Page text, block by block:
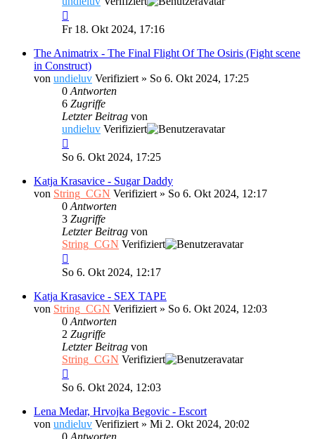
Fr 18. Okt 2024, 17:16
The Animatrix - The Final Flight Of The Osiris (Fight scene
in Construct)
von undieluv Verifiziert » So 6. Okt 2024, 17:25
0 Antworten
6 Zugriffe
Letzter Beitrag von
undieluv Verifiziert
So 6. Okt 2024, 17:25
Katja Krasavice - Sugar Daddy
von String_CGN Verifiziert » So 6. Okt 2024, 12:17
0 Antworten
3 Zugriffe
Letzter Beitrag von
String_CGN Verifiziert
So 6. Okt 2024, 12:17
Katja Krasavice - SEX TAPE
von String_CGN Verifiziert » So 6. Okt 2024, 12:03
0 Antworten
2 Zugriffe
Letzter Beitrag von
String_CGN Verifiziert
So 6. Okt 2024, 12:03
Lena Medar, Hrvojka Begovic - Escort
von undieluv Verifiziert » Mi 2. Okt 2024, 20:02
0 Antworten